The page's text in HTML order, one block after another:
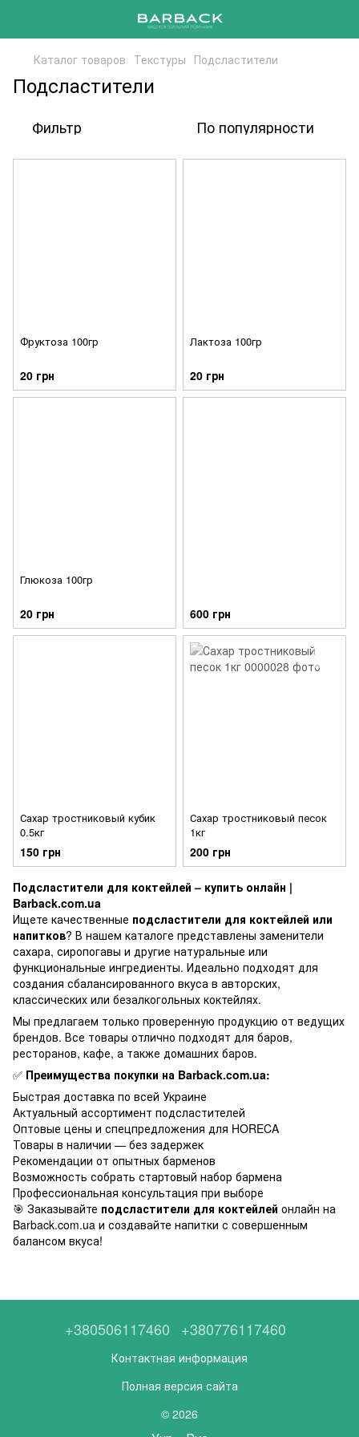
Каталог товаров Текстуры Подсластители
Подсластители
Фильтр По популярности
Фруктоза 100гр
20 грн
Лактоза 100гр
20 грн
Глюкоза 100гр
20 грн 600 грн
Сахар тростниковый кубик
0.5кг
150 грн
Сахар тростниковый песок
1кг
200 грн
Подсластители для коктейлей – купить онлайн |
Barback.com.ua
Ищете качественные подсластители для коктейлей или
напитков? В нашем каталоге представлены заменители
сахара, сиропогавы и другие натуральные или
функциональные ингредиенты. Идеально подходят для
создания сбалансированного вкуса в авторских,
классических или безалкогольных коктейлях.
Мы предлагаем только проверенную продукцию от ведущих
брендов. Все товары отлично подходят для баров,
ресторанов, кафе, а также домашних баров.
✅ Преимущества покупки на Barback.com.ua:
Быстрая доставка по всей Украине
Актуальный ассортимент подсластителей
Оптовые цены и спецпредложения для HORECA
Товары в наличии — без задержек
Рекомендации от опытных барменов
Возможность собрать стартовый набор бармена
Профессиональная консультация при выборе
🎯 Заказывайте подсластители для коктейлей онлайн на
Barback.com.ua и создавайте напитки с совершенным
балансом вкуса!
+380506117460 +380776117460
Контактная информация
Полная версия сайта
© 2026